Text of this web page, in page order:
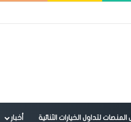
لتداول الخيارات الثنائية أخبار